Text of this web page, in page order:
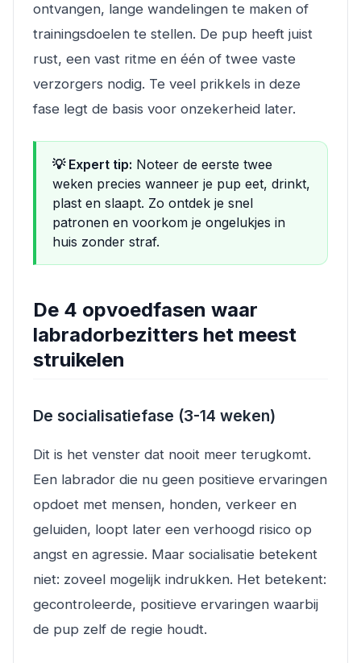
ontvangen, lange wandelingen te maken of
trainingsdoelen te stellen. De pup heeft juist
rust, een vast ritme en één of twee vaste
verzorgers nodig. Te veel prikkels in deze
fase legt de basis voor onzekerheid later.
💡 Expert tip: Noteer de eerste twee
weken precies wanneer je pup eet, drinkt,
plast en slaapt. Zo ontdek je snel
patronen en voorkom je ongelukjes in
huis zonder straf.
De 4 opvoedfasen waar
labradorbezitters het meest
struikelen
De socialisatiefase (3-14 weken)
Dit is het venster dat nooit meer terugkomt.
Een labrador die nu geen positieve ervaringen
opdoet met mensen, honden, verkeer en
geluiden, loopt later een verhoogd risico op
angst en agressie. Maar socialisatie betekent
niet: zoveel mogelijk indrukken. Het betekent:
gecontroleerde, positieve ervaringen waarbij
de pup zelf de regie houdt.